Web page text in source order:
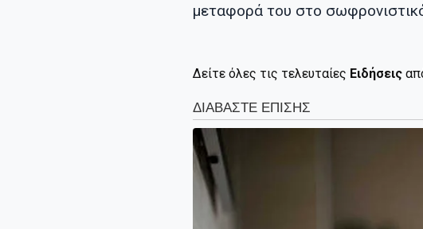
μεταφορά του στο
Δείτε όλες τις τελευταίες Ειδήσεις